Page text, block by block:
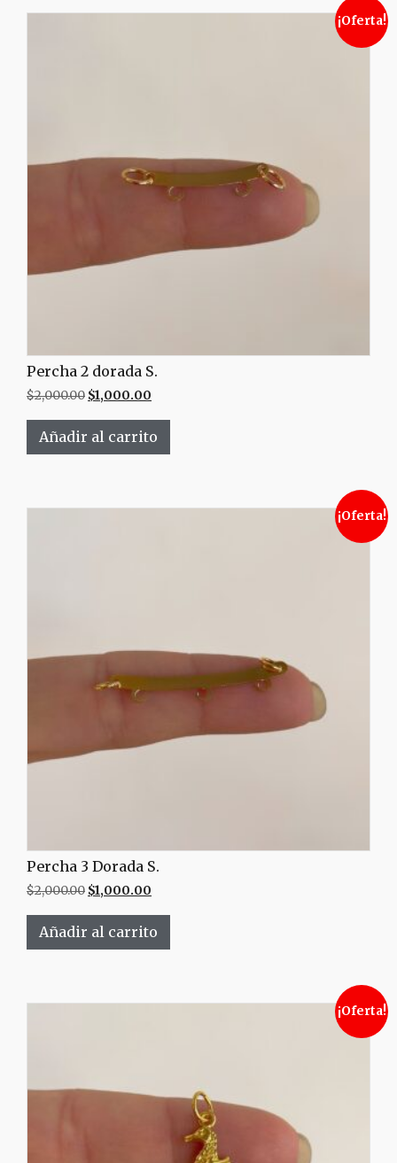
¡Oferta!
Percha 2 dorada S.
$2,000.00 $1,000.00
Añadir al carrito
¡Oferta!
Percha 3 Dorada S.
$2,000.00 $1,000.00
Añadir al carrito
¡Oferta!